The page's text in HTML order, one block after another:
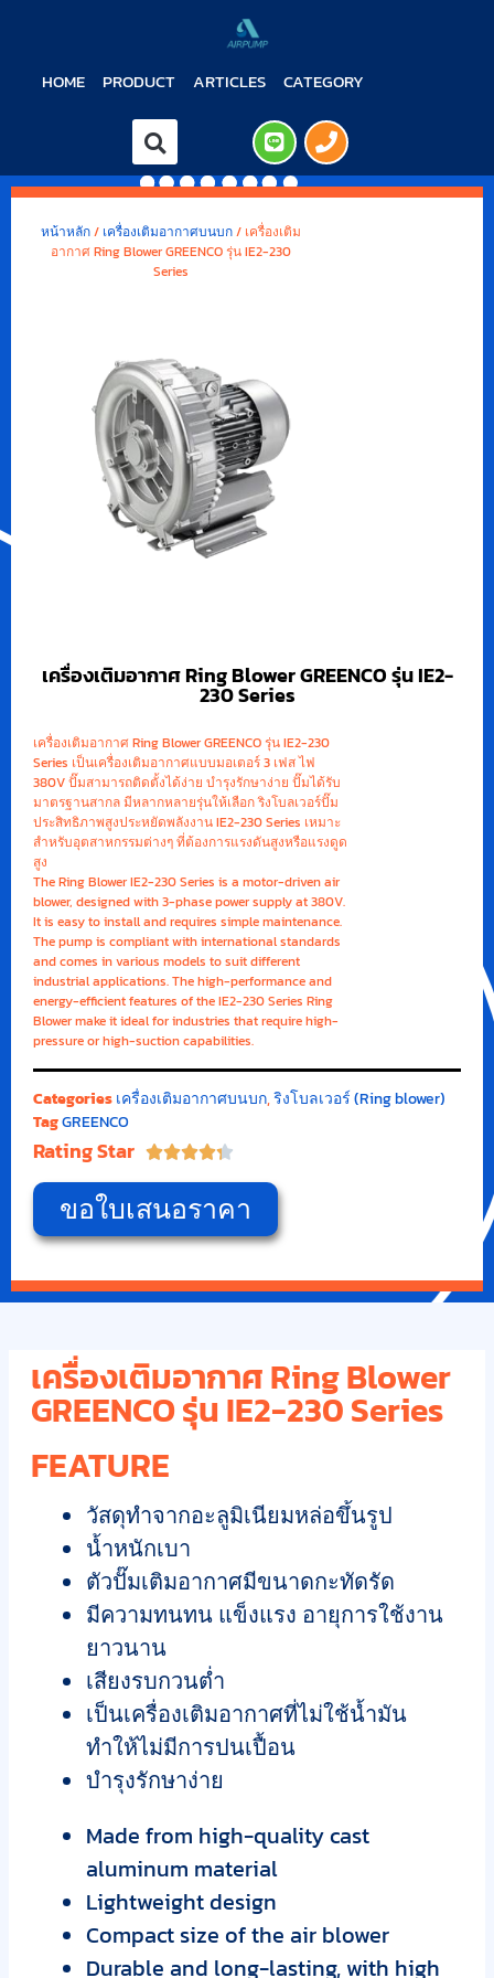
HOME PRODUCT ARTICLES CATEGORY
หน้าหลัก/ เครื่องเติมอากาศบนบก/ เครื่องเติม
อากาศ Ring Blower GREENCO รุ่น IE2-230
Series
เครื่องเติมอากาศ Ring Blower GREENCO รุ่น IE2-
230 Series
เครื่องเติมอากาศ Ring Blower GREENCO รุ่น IE2-230
Series เป็นเครื่องเติมอากาศแบบมอเตอร์ 3 เฟส ไฟ
380V ปั๊มสามารถติดตั้งได้ง่าย บำรุงรักษาง่าย ปั๊มได้รับ
มาตรฐานสากล มีหลากหลายรุ่นให้เลือก ริงโบลเวอร์ปั๊ม
ประสิทธิภาพสูงประหยัดพลังงาน IE2-230 Series เหมาะ
สำหรับอุตสาหกรรมต่างๆ ที่ต้องการแรงดันสูงหรือแรงดูด
สูง
The Ring Blower IE2-230 Series is a motor-driven air
blower, designed with 3-phase power supply at 380V.
It is easy to install and requires simple maintenance.
The pump is compliant with international standards
and comes in various models to suit different
industrial applications. The high-performance and
energy-efficient features of the IE2-230 Series Ring
Blower make it ideal for industries that require high-
pressure or high-suction capabilities.
Categoriesเครื่องเติมอากาศบนบก,ริงโบลเวอร์ (Ring blower)
TagGREENCO
Rating Star 
ขอใบเสนอราคา
เครื่องเติมอากาศ Ring Blower
GREENCO รุ่น IE2-230 Series
FEATURE
วัสดุทำจากอะลูมิเนียมหล่อขึ้นรูป
น้ำหนักเบา
ตัวปั๊มเติมอากาศมีขนาดกะทัดรัด
มีความทนทน แข็งแรง อายุการใช้งาน
ยาวนาน
เสียงรบกวนต่ำ
เป็นเครื่องเติมอากาศที่ไม่ใช้น้ำมัน
ทำให้ไม่มีการปนเปื้อน
บำรุงรักษาง่าย
Made from high-quality cast
aluminum material
Lightweight design
Compact size of the air blower
Durable and long-lasting, with high